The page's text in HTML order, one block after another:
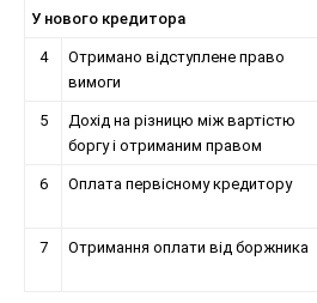
У нового кредитора
4
Отримано відступлене право
вимоги
5
Дохід на різницю між вартістю
боргу і отриманим правом
6 Оплата первісному кредитору
7 Отримання оплати від боржника